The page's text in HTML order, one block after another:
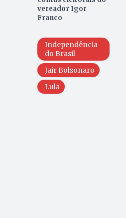
vereador Igor
Franco
Independência
do Brasil
Jair Bolsonaro
Lula